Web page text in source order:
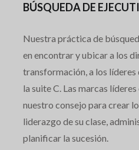
BÚSQUEDA DE
Nuestra práctica de
en encontrar y ubicar a los
transformación, a los
la suite C. Las marcas
nuestro consejo para crear
liderazgo de su clase,
planificar la sucesión.